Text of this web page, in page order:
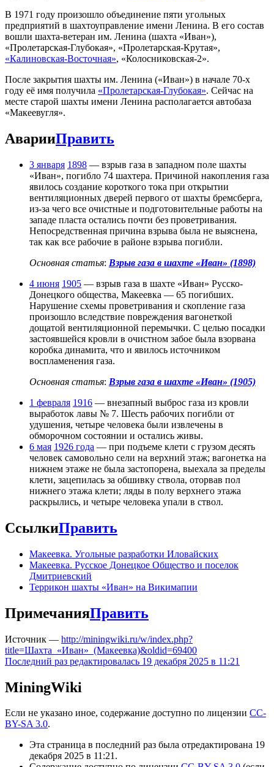
В 1971 году произошло объединение пяти угольных
предприятий в шахтоуправление имени Ленина. В его состав
вошли шахта-ветеран им. Ленина (шахта «Иван»),
«Пролетарская-Глубокая», «Пролетарская-Крутая»,
«Калиновская-Восточная», «Колосниковская-2».
После закрытия шахты им. Ленина («Иван») в начале 70-х
году её имя получила «Пролетарская-Глубокая». Сейчас на
месте старой шахты имени Ленина располагается автобаза
«Макеевугля».
АварииПравить
3 января 1898 — взрыв газа в западном поле шахты
«Иван», погибло 74 шахтера. Причиной накопления газа
явилось создание короткого тока при открытии
вентиляционных дверей первого от шахты бремсберга,
из-за чего все очистные и подготовительные работы на
западе пласта остались почти без проветривания.
Непосредственная причина взрыва была не выяснена,
так как все рабочие в районе взрыва погибли.
Основная статья: Взрыв газа в шахте «Иван» (1898)
4 июня 1905 — взрыв газа в шахте «Иван» Русско-
Донецкого общества, Макеевка — 65 погибших.
Нарушение схемы проветривания и скопление газа
произошло вследствие повреждения вагонеткой
дощатой вентиляционной перемычки. С целью посадки
застоявшейся кровли в очистном забое была взорвана
коробка динамита, что и явилось источником
воспламенения газа.
Основная статья: Взрыв газа в шахте «Иван» (1905)
1 февраля 1916 — внезапный выброс газа из кровли
выработок лавы № 7. Шесть рабочих погибли от
удушения, четыре человека были извлечены в
обморочном состоянии и остались живы.
6 мая 1926 года — при подъеме клети с грузом десять
человек самовольно сели на верхний этаж; вагонетка на
нижнем этаже не была застопорена, выехала за пределы
клети, зацепилась за обшивку ствола, оторвав пол
нижнего этажа клети; ляды в полу верхнего этажа
раскрылись, и четыре человека упали в ствол.
СсылкиПравить
Макеевка. Угольные разработки Иловайских
Макеевка. Русское Донецкое Общество и поселок
Дмитриевский
Террикон шахты «Иван» на Викимапии
ПримечанияПравить
Источник — http://miningwiki.ru/w/index.php?
title=Шахта_«Иван»_(Макеевка)&oldid=69400
Последний раз редактировалась 19 декабря 2025 в 11:21
MiningWiki
Если не указано иное, содержание доступно по лицензии CC-
BY-SA 3.0.
Эта страница в последний раз была отредактирована 19
декабря 2025 в 11:21.